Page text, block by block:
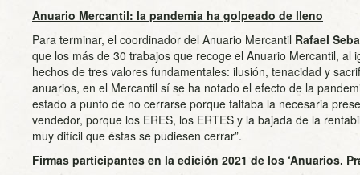
Anuario Mercantil: la pandemia ha golpeado de lleno
Para terminar, el coordinador del Anuario Mercantil Rafael
que los más de 30 trabajos que recoge el Anuario Mercantil, al
hechos de tres valores fundamentales: ilusión, tenacidad y
anuarios, en el Mercantil sí se ha notado el efecto de la
estado a punto de no cerrarse porque faltaba la necesaria
vendedor, porque los ERES, los ERTES y la bajada de la
muy difícil que éstas se pudiesen cerrar”.
Firmas participantes en la edición 2021 de los ‘Anuarios.